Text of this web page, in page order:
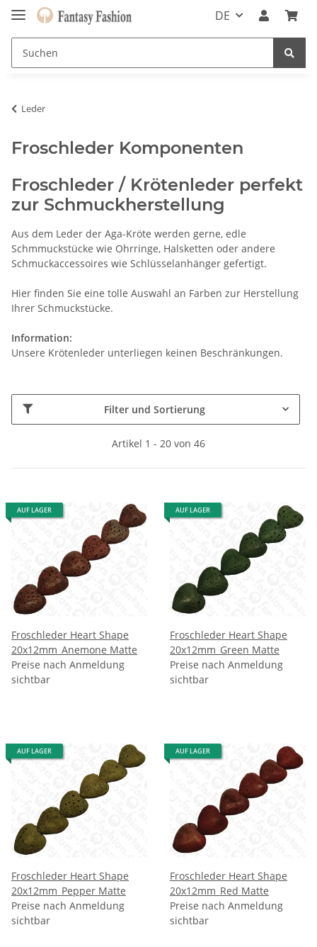
DE
Leder
Froschleder Komponenten
Froschleder / Krötenleder perfekt
zur Schmuckherstellung
Aus dem Leder der Aga-Kröte werden gerne, edle
Schmmuckstücke wie Ohrringe, Halsketten oder andere
Schmuckaccessoires wie Schlüsselanhänger gefertigt.
Hier finden Sie eine tolle Auswahl an Farben zur Herstellung
Ihrer Schmuckstücke.
Information:
Unsere Krötenleder unterliegen keinen Beschränkungen.
Filter und Sortierung
Artikel 1 - 20 von 46
AUF LAGER
Froschleder Heart Shape
20x12mm_Anemone Matte
Preise nach Anmeldung
sichtbar
AUF LAGER
Froschleder Heart Shape
20x12mm_Green Matte
Preise nach Anmeldung
sichtbar
AUF LAGER
Froschleder Heart Shape
20x12mm_Pepper Matte
Preise nach Anmeldung
sichtbar
AUF LAGER
Froschleder Heart Shape
20x12mm_Red Matte
Preise nach Anmeldung
sichtbar